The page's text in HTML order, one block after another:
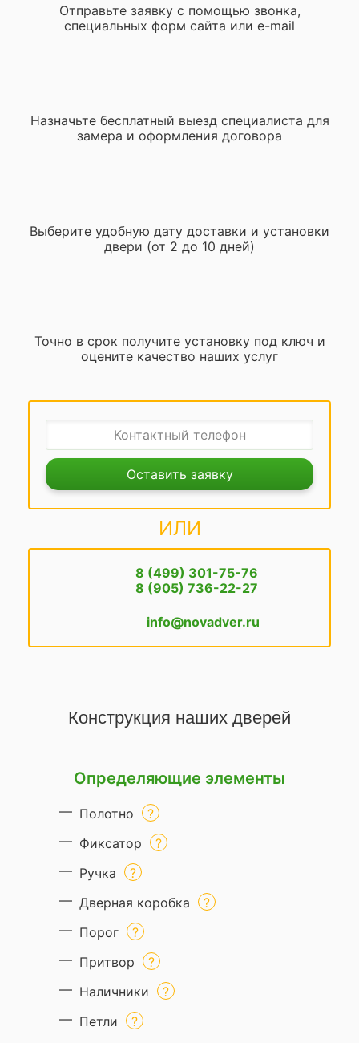
Отправьте заявку с помощью звонка,
специальных форм сайта или e-mail
Назначьте бесплатный выезд специалиста для
замера и оформления договора
Выберите удобную дату доставки и установки
двери (от 2 до 10 дней)
Точно в срок получите установку под ключ и
оцените качество наших услуг
Оставить заявку
ИЛИ
8 (499) 301-75-76
8 (905) 736-22-27
info@novadver.ru
Конструкция наших дверей
Определяющие элементы
Полотно
Фиксатор
Ручка
Дверная коробка
Порог
Притвор
Наличники
Петли